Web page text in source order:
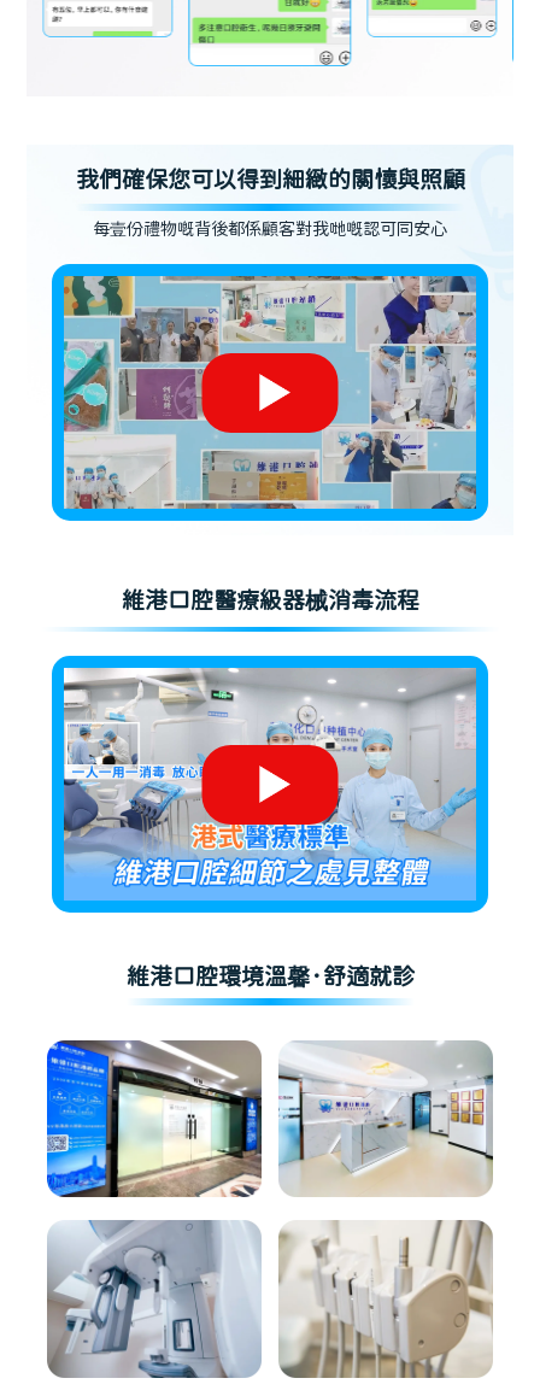
我們確保您可以得到細緻的關懷與照顧
每壹份禮物嘅背後都係顧客對我哋嘅認可同安心
維港口腔醫療級器械消毒流程
維港口腔環境溫馨·舒適就診